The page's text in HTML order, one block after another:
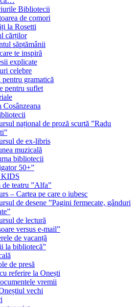
Bibliotecii
de comori
la Rosetti
cărților
săptămânii
te inspiră
explicate
celebre
gramatică
pentru suflet
Cosânzeana
național de proză scurtă ”Radu
de ex-libris
muzicală
bibliotecii
50+”
KIDS
de teatru ”Alfa”
– Cartea pe care o iubesc
de desene ”Pagini fermecate, gânduri
de lectură
versus e-mail”
de vacanță
la bibliotecă”
de presă
referire la Onești
vremii
vechi